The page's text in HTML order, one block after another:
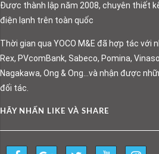
Được thành lập năm 2008, chuyên thiết
điện lạnh trên toàn quốc
Thời gian qua YOCO M&E đã hợp tác với
Rex, PVcomBank, Sabeco, Pomina,
Nagakawa, Ong & Ong…và nhận được
đối tác.
HÃY NHẤN LIKE VÀ SHARE